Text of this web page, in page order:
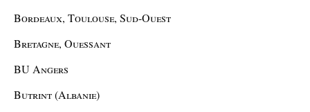
Bordeaux, Toulouse, Sud-Ouest
Bretagne, Ouessant
BU Angers
Butrint (Albanie)